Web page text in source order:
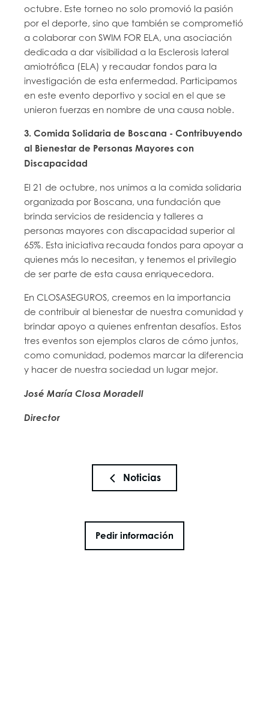
octubre. Este torneo no solo promovió la pasión
por el deporte, sino que también se comprometió
a colaborar con SWIM FOR ELA, una asociación
dedicada a dar visibilidad a la Esclerosis lateral
amiotrófica (ELA) y recaudar fondos para la
investigación de esta enfermedad. Participamos
en este evento deportivo y social en el que se
unieron fuerzas en nombre de una causa noble.
3. Comida Solidaria de Boscana - Contribuyendo
al Bienestar de Personas Mayores con
Discapacidad
El 21 de octubre, nos unimos a la comida solidaria
organizada por Boscana, una fundación que
brinda servicios de residencia y talleres a
personas mayores con discapacidad superior al
65%. Esta iniciativa recauda fondos para apoyar a
quienes más lo necesitan, y tenemos el privilegio
de ser parte de esta causa enriquecedora.
En CLOSASEGUROS, creemos en la importancia
de contribuir al bienestar de nuestra comunidad y
brindar apoyo a quienes enfrentan desafíos. Estos
tres eventos son ejemplos claros de cómo juntos,
como comunidad, podemos marcar la diferencia
y hacer de nuestra sociedad un lugar mejor.
José María Closa Moradell
Director
Noticias
Pedir información